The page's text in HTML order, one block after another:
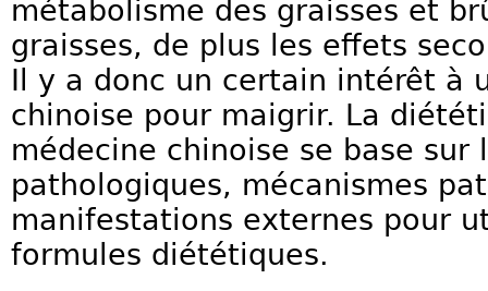
métabolisme des graisses et
graisses, de plus les effets
Il y a donc un certain intérêt à
chinoise pour maigrir. La
médecine chinoise se base sur
pathologiques, mécanismes
manifestations externes pour
formules diététiques.